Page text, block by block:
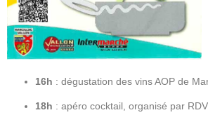
16h : dégustation des vins AOP de
18h : apéro cocktail, organisé par